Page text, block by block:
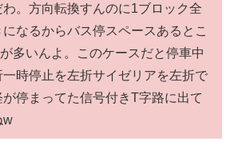
。方向転換すんのに1ブロック全
なるからバス停スペースあるとこ
多いんよ。このケースだと停車中
時停止を左折サイゼリアを左折で
停まってた信号付きT字路に出て
w